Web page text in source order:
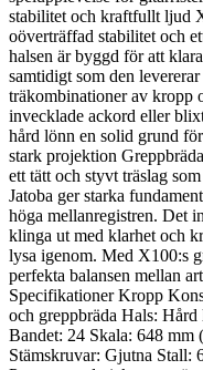
stabilitet och kraftfullt ljud
oöverträffad stabilitet och
halsen är byggd för att
samtidigt som den
träkombinationer av kropp
invecklade ackord eller
hård lönn en solid grund
stark projektion
ett tätt och styvt träslag
Jatoba ger starka
höga mellanregistren. Det
klinga ut med klarhet och
lysa igenom. Med X100:s
perfekta balansen mellan
Specifikationer Kropp
och greppbräda Hals:
Bandet: 24 Skala: 648 mm
Stämskruvar: Gjutna Stall: